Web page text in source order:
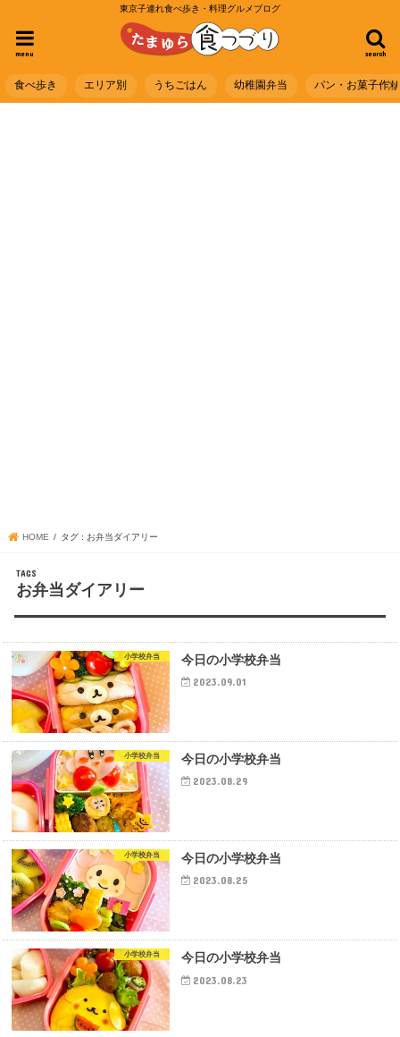
東京子連れ食べ歩き・料理グルメブログ
search
menu
食べ歩き エリア別 うちごはん 幼稚園弁当 パン・お菓子作り
HOME タグ : お弁当ダイアリー
お弁当ダイアリー
小学校弁当 今日の小学校弁当
2023.09.01
小学校弁当 今日の小学校弁当
2023.08.29
小学校弁当 今日の小学校弁当
2023.08.25
小学校弁当 今日の小学校弁当
2023.08.23